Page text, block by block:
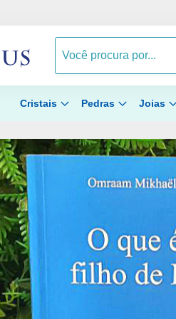
Cristais Pedras Joias